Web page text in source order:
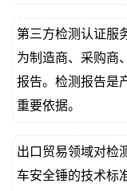
第三方检测认证服
为制造商、采购商
报告。检测报告是
重要依据。
出口贸易领域对检
车安全锤的技术标